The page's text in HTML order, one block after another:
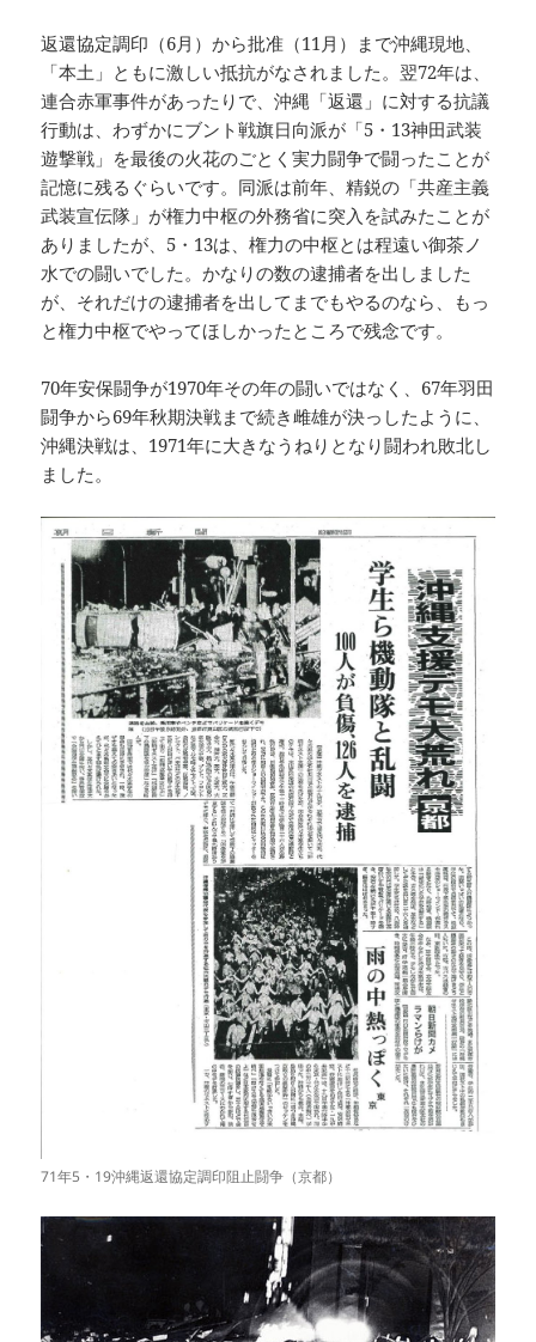
返還協定調印（6月）から批准（11月）まで沖縄現地、
「本土」ともに激しい抵抗がなされました。翌72年は、
連合赤軍事件があったりで、沖縄「返還」に対する抗議
行動は、わずかにブント戦旗日向派が「5・13神田武装
遊撃戦」を最後の火花のごとく実力闘争で闘ったことが
記憶に残るぐらいです。同派は前年、精鋭の「共産主義
武装宣伝隊」が権力中枢の外務省に突入を試みたことが
ありましたが、5・13は、権力の中枢とは程遠い御茶ノ
水での闘いでした。かなりの数の逮捕者を出しました
が、それだけの逮捕者を出してまでもやるのなら、もっ
と権力中枢でやってほしかったところで残念です。
70年安保闘争が1970年その年の闘いではなく、67年羽田
闘争から69年秋期決戦まで続き雌雄が決っしたように、
沖縄決戦は、1971年に大きなうねりとなり闘われ敗北し
ました。
71年5・19沖縄返還協定調印阻止闘争（京都）